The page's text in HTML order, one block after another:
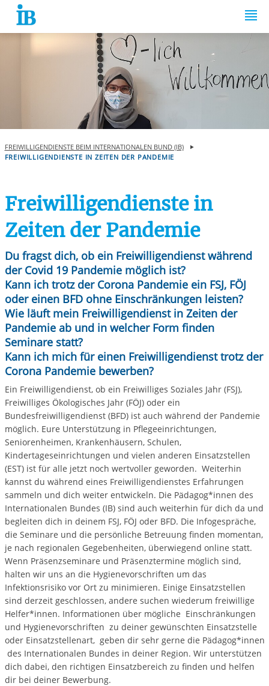
Springe zum Inhalt
FREIWILLIGENDIENSTE BEIM INTERNATIONALEN BUND (IB)
FREIWILLIGENDIENSTE IN ZEITEN DER PANDEMIE
Freiwilligendienste in
Zeiten der Pandemie
Du fragst dich, ob ein Freiwilligendienst während
der Covid 19 Pandemie möglich ist?
Kann ich trotz der Corona Pandemie ein FSJ, FÖJ
oder einen BFD ohne Einschränkungen leisten?
Wie läuft mein Freiwilligendienst in Zeiten der
Pandemie ab und in welcher Form finden
Seminare statt?
Kann ich mich für einen Freiwilligendienst trotz der
Corona Pandemie bewerben?
Ein Freiwilligendienst, ob ein Freiwilliges Soziales Jahr (FSJ),
Freiwilliges Ökologisches Jahr (FÖJ) oder ein
Bundesfreiwilligendienst (BFD) ist auch während der Pandemie
möglich. Eure Unterstützung in Pflegeeinrichtungen,
Seniorenheimen, Krankenhäusern, Schulen,
Kindertageseinrichtungen und vielen anderen Einsatzstellen
(EST) ist für alle jetzt noch wertvoller geworden. Weiterhin
kannst du während eines Freiwilligendienstes Erfahrungen
sammeln und dich weiter entwickeln. Die Pädagog*innen des
Internationalen Bundes (IB) sind auch weiterhin für dich da und
begleiten dich in deinem FSJ, FÖJ oder BFD. Die Infogespräche,
die Seminare und die persönliche Betreuung finden momentan,
je nach regionalen Gegebenheiten, überwiegend online statt.
Wenn Präsenzseminare und Präsenztermine möglich sind,
halten wir uns an die Hygienevorschriften um das
Infektionsrisiko vor Ort zu minimieren. Einige Einsatzstellen
sind derzeit geschlossen, andere suchen wiederum freiwillige
Helfer*innen. Informationen über mögliche Einschränkungen
und Hygienevorschriften zu deiner gewünschten Einsatzstelle
oder Einsatzstellenart, geben dir sehr gerne die Pädagog*innen
des Internationalen Bundes in deiner Region. Wir unterstützen
dich dabei, den richtigen Einsatzbereich zu finden und helfen
dir bei deiner Bewerbung.